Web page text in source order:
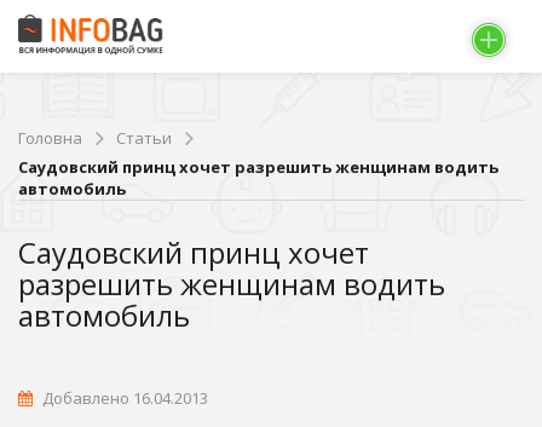
Головна
Статьи
Саудовский принц хочет разрешить женщинам водить
автомобиль
Саудовский принц хочет
разрешить женщинам водить
автомобиль
Добавлено 16.04.2013